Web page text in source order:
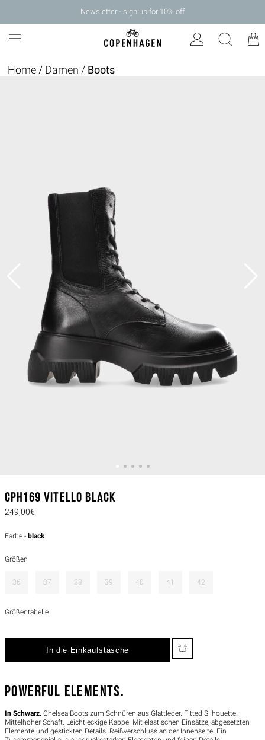
Newsletter - sign up for 10% off
Home / Damen / Boots
CPH169 vitello black
249,00€
Farbe - black
Größen
36 37 38 39 40 41 42
Größentabelle
POWERFUL ELEMENTS.
In Schwarz. Chelsea Boots zum Schnüren aus Glattleder. Fitted Silhouette.
Mittelhoher Schaft. Leicht eckige Kappe. Mit elastischen Einsätze, abgesetzten
Elemente und gestickten Details. Reißverschluss an der Innenseite. Ein